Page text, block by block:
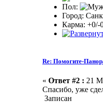
Пол:
Город:
Карма: +0/-
Re: Помогите-
« Ответ #2 : 21
Спасибо, уже
Записан